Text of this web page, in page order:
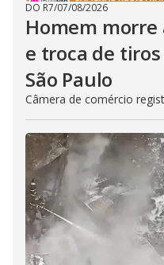
DO R7/07/08/2026
Homem morre
e troca de
São Paulo
Câmera de comércio